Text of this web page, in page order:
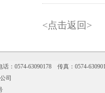
<点击返回>
：0574-63090178 传真：0574-
司